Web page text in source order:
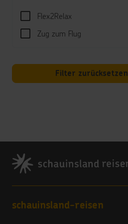
Flex2Relax
Zug zum Flug
Filter zurücksetzen
Footer
Footer navigation
schauinsland-reisen